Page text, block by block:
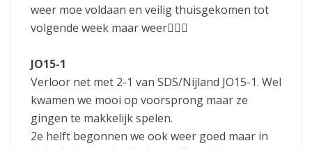
weer moe voldaan en veilig thuisgekomen tot
volgende week maar weer🙋🏽‍♂️
JO15-1
Verloor net met 2-1 van SDS/Nijland JO15-1. Wel
kwamen we mooi op voorsprong maar ze
gingen te makkelijk spelen.
2e helft begonnen we ook weer goed maar in